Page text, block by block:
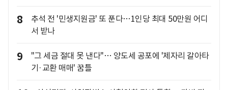
8
추석 전 '민생지원금' 또 푼다…1인당 최대 50만원 어디
서 받나
9
"그 세금 절대 못 낸다"… 양도세 공포에 '제자리 갈아타
기·교환 매매' 꿈틀